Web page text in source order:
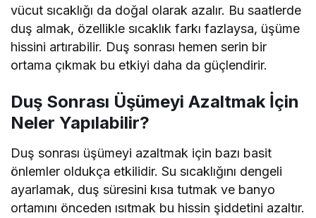
vücut sıcaklığı da doğal olarak azalır. Bu saatlerde
duş almak, özellikle sıcaklık farkı fazlaysa, üşüme
hissini artırabilir. Duş sonrası hemen serin bir
ortama çıkmak bu etkiyi daha da güçlendirir.
Duş Sonrası Üşümeyi Azaltmak İçin
Neler Yapılabilir?
Duş sonrası üşümeyi azaltmak için bazı basit
önlemler oldukça etkilidir. Su sıcaklığını dengeli
ayarlamak, duş süresini kısa tutmak ve banyo
ortamını önceden ısıtmak bu hissin şiddetini azaltır.